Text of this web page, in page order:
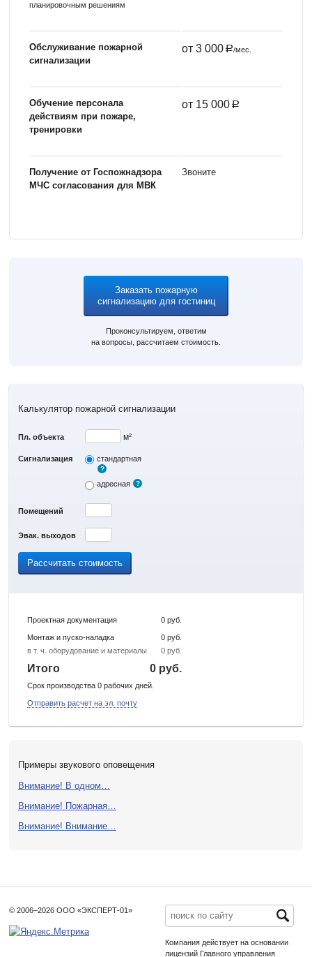
планировочным решениям
Обслуживание пожарной
сигнализации
от 3 000 /мес.
Обучение персонала
действиям при пожаре,
тренировки
от 15 000
Получение от Госпожнадзора
МЧС согласования для МВК
Звоните
Заказать пожарную
сигнализацию для гостиниц
Проконсультируем, ответим
на вопросы, рассчитаем стоимость.
Калькулятор пожарной сигнализации
Пл. объекта м²
Сигнализация стандартная
адресная
Помещений
Эвак. выходов
Рассчитать стоимость
Проектная документация 0 руб.
Монтаж и пуско-наладка
0 руб.
в т. ч. оборудование и материалы
0 руб.
0 руб.
Итого
Срок производства 0 рабочих дней.
Отправить расчет на эл. почту
Примеры звукового оповещения
Внимание! В одном…
Внимание! Пожарная…
Внимание! Внимание…
© 2006–2026 ООО «ЭКСПЕРТ-01»
Компания действует на основании
лицензий Главного управления